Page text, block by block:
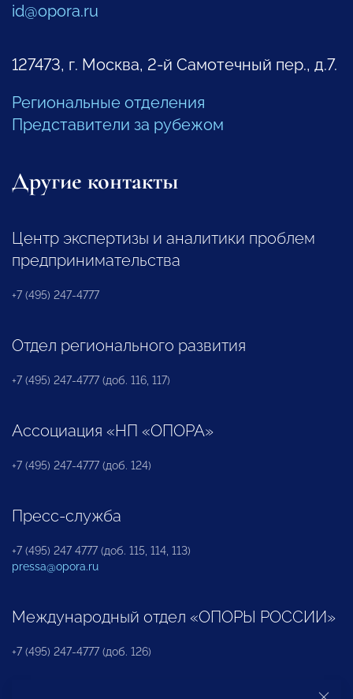
id@opora.ru
127473, г. Москва, 2-й Самотечный пер., д.7.
Региональные отделения
Представители за рубежом
Другие контакты
Центр экспертизы и аналитики проблем
предпринимательства
+7 (495) 247-4777
Отдел регионального развития
+7 (495) 247-4777 (доб. 116, 117)
Ассоциация «НП «ОПОРА»
+7 (495) 247-4777 (доб. 124)
Пресс-служба
+7 (495) 247 4777 (доб. 115, 114, 113)
pressa@opora.ru
Международный отдел «ОПОРЫ РОССИИ»
+7 (495) 247-4777 (доб. 126)